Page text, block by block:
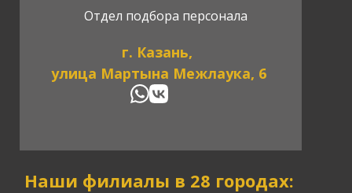
Наши филиалы в 28 городах:
Отдел подбора персонала
г. Казань,
улица Мартына Межлаука, 6